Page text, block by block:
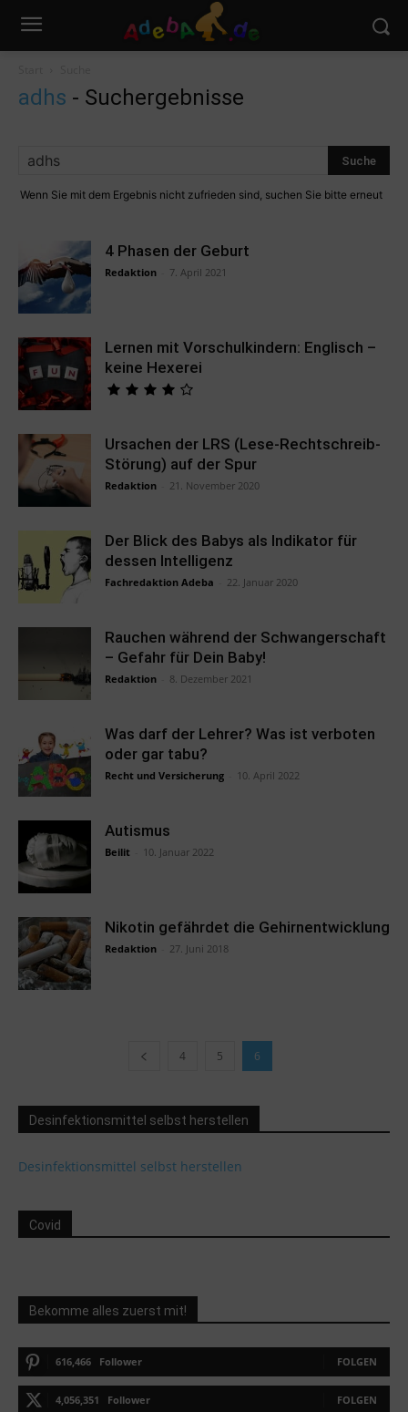
adhs - Suchergebnisse
Wenn Sie mit dem Ergebnis nicht zufrieden sind, suchen Sie bitte erneut
4 Phasen der Geburt
Redaktion 7. April 2021
Lernen mit Vorschulkindern: Englisch –
keine Hexerei
Ursachen der LRS (Lese-Rechtschreib-
Störung) auf der Spur
Redaktion 21. November 2020
Der Blick des Babys als Indikator für
dessen Intelligenz
Fachredaktion Adeba 22. Januar 2020
Rauchen während der Schwangerschaft
– Gefahr für Dein Baby!
Redaktion 8. Dezember 2021
Was darf der Lehrer? Was ist verboten
oder gar tabu?
Recht und Versicherung 10. April 2022
Autismus
Beilit 10. Januar 2022
Nikotin gefährdet die Gehirnentwicklung
Redaktion 27. Juni 2018
4 5 6
Desinfektionsmittel selbst herstellen
Desinfektionsmittel selbst herstellen
Covid
Bekomme alles zuerst mit!
616,466 Follower FOLGEN
4,056,351 Follower FOLGEN